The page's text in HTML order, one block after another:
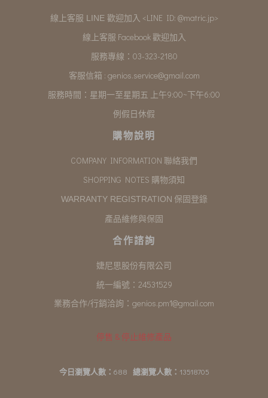
線上客服 LINE 歡迎加入 <LINE ID: @matric.jp>
線上客服 Facebook 歡迎加入
服務專線：03-323-2180
客服信箱 : genios.service@gmail.com
服務時間：星期一至星期五 上午9:00~下午6:00
例假日休假
購物說明
COMPANY INFORMATION 聯絡我們
SHOPPING NOTES 購物須知
WARRANTY REGISTRATION 保固登錄
產品維修與保固
合作諮詢
婕尼思股份有限公司
統一編號：24531529
業務合作/行銷洽詢： genios.pm1@gmail.com
停售 & 停止維修產品
今日瀏覽人數： 688 總瀏覽人數： 13518705